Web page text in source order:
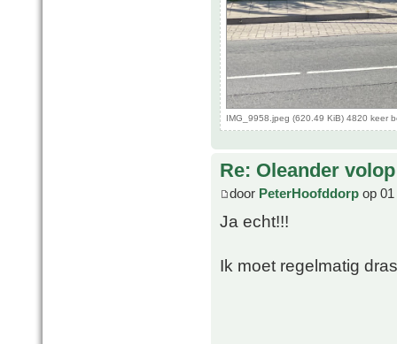
IMG_9958.jpeg (620.49 KiB) 4820 keer
Re: Oleander
door PeterHoofddorp op
Ja echt!!!
Ik moet regelmatig